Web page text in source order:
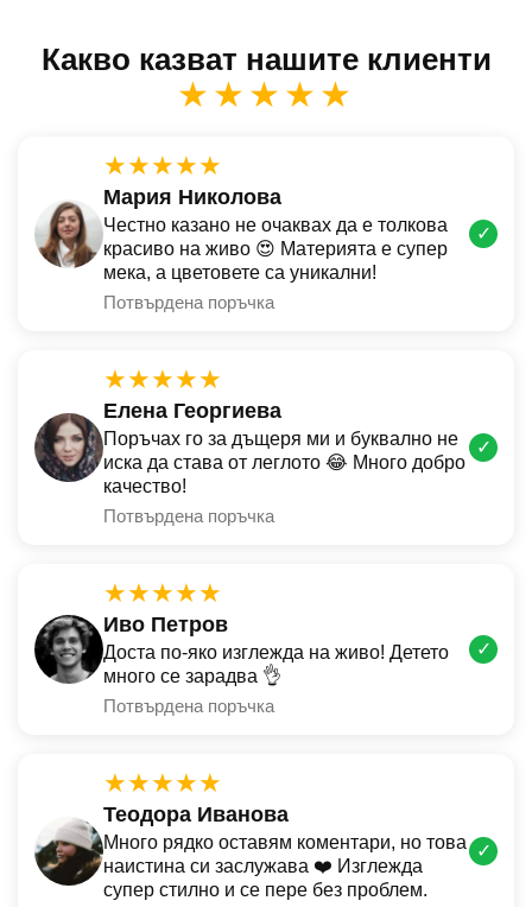
Какво казват нашите клиенти
★★★★★
★★★★★
Мария Николова
Честно казано не очаквах да е толкова
красиво на живо 😍 Материята е супер
мека, а цветовете са уникални!
Потвърдена поръчка
✓
★★★★★
Елена Георгиева
Поръчах го за дъщеря ми и буквално не
иска да става от леглото 😂 Много добро
качество!
Потвърдена поръчка
✓
★★★★★
Иво Петров
Доста по-яко изглежда на живо! Детето
много се зарадва 👌
Потвърдена поръчка
✓
★★★★★
Теодора Иванова
Много рядко оставям коментари, но това
наистина си заслужава ❤️ Изглежда
супер стилно и се пере без проблем.
✓